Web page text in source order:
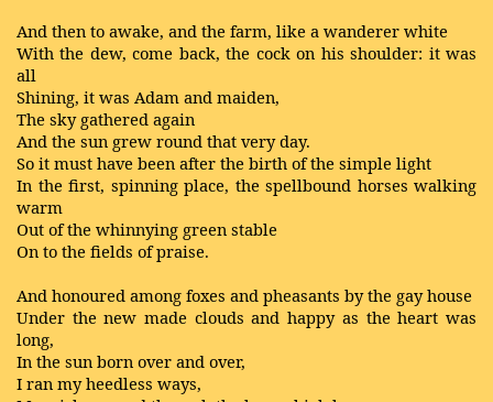
And then to awake, and the farm, like a wanderer white
With the dew, come back, the cock on his shoulder: it was
all
Shining, it was Adam and maiden,
The sky gathered again
And the sun grew round that very day.
So it must have been after the birth of the simple light
In the first, spinning place, the spellbound horses walking
warm
Out of the whinnying green stable
On to the fields of praise.
And honoured among foxes and pheasants by the gay house
Under the new made clouds and happy as the heart was
long,
In the sun born over and over,
I ran my heedless ways,